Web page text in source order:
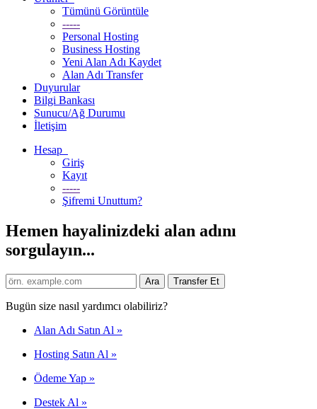
Tümünü Görüntüle
-----
Personal Hosting
Business Hosting
Yeni Alan Adı Kaydet
Alan Adı Transfer
Duyurular
Bilgi Bankası
Sunucu/Ağ Durumu
İletişim
Hesap
Giriş
Kayıt
-----
Şifremi Unuttum?
Hemen hayalinizdeki alan adını
sorgulayın...
Bugün size nasıl yardımcı olabiliriz?
Alan Adı Satın Al »
Hosting Satın Al »
Ödeme Yap »
Destek Al »